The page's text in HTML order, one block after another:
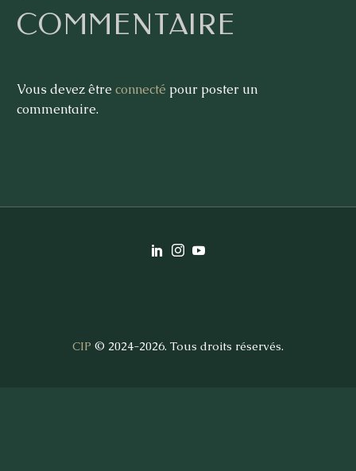
COMMENTAIRE
Vous devez être connecté pour poster un
commentaire.
CIP © 2024-2026. Tous droits réservés.